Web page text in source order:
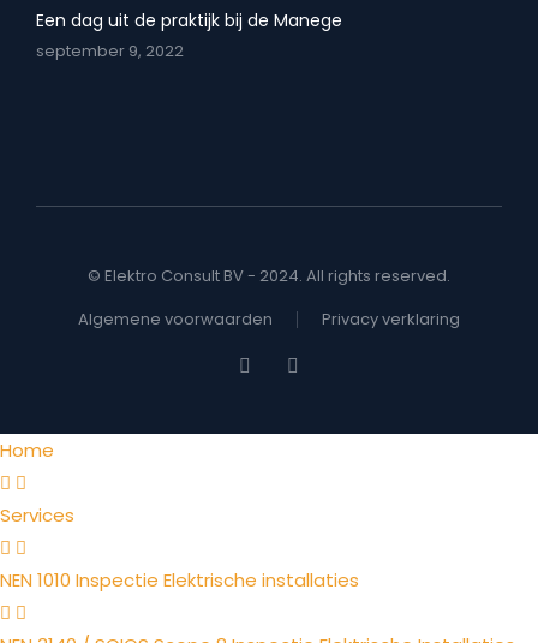
Een dag uit de praktijk bij de Manege
september 9, 2022
© Elektro Consult BV - 2024. All rights reserved.
Algemene voorwaarden
Privacy verklaring
Home
Services
NEN 1010 Inspectie Elektrische installaties